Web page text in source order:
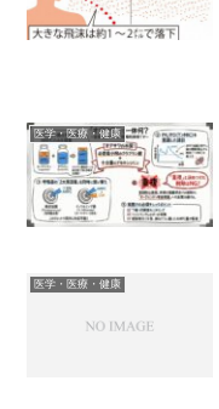
医学・医療・健康
医学・医療・健康